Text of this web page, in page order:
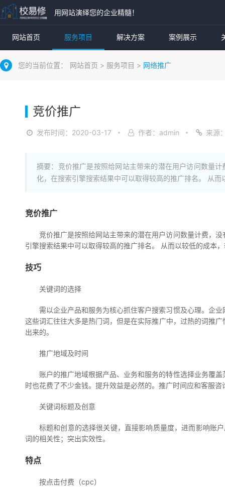
用网站演绎您的企业精髓！
网站首页 服务项目 解决方案 案例展示
您的当前位置： 网站首页 > 服务项目 > 网络推广
竞价推广
发布时间：2020-03-17 作者：admin 来源
摘要：竞价推广是按照给网站主带来的潜在用户访问数量
化，在搜索引擎搜索结果中可以取得较高的推广排名。 从
竞价推广
竞价推广是按照给网站主带来的潜在用户访问数量计费，
引擎搜索结果中可以取得较高的推广排名。 从而以较低的成本
技巧
关键词的选择
需以企业产品和服务为核心抓住客户搜索习惯及心理。企
这些词汇往往大多是热门词，但是在实际推广中，过热的词推
出来的。
推广地域及时间
账户的推广地域根据产品、业务和服务的特性选择业务覆
时也花费了不少金钱。提升效益是必然的。推广时间应和客服
关键词标题及创意
标题和创意的选择很关键，直接影响质量度，进而影响账
词的相关性；突出实效性。
特点
按点击付费（cpc）